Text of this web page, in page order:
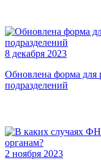
8 декабря 2023
Обновлена форма для
подразделений
2 ноября 2023